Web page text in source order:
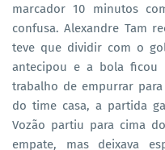
marcador 10 minutos
confusa. Alexandre Tam
teve que dividir com o
antecipou e a bola ficou
trabalho de empurrar
do time casa, a partida
Vozão partiu para cima
empate, mas deixava